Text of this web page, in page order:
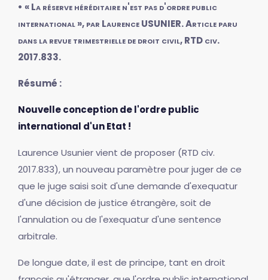
• « La réserve héréditaire n'est pas d'ordre public
international », par Laurence USUNIER. Article paru
dans la revue trimestrielle de droit civil, RTD civ.
2017.833.
Résumé :
Nouvelle conception de l'ordre public
international d'un Etat !
Laurence Usunier vient de proposer (RTD civ.
2017.833), un nouveau paramètre pour juger de ce
que le juge saisi soit d'une demande d'exequatur
d'une décision de justice étrangère, soit de
l'annulation ou de l'exequatur d'une sentence
arbitrale.
De longue date, il est de principe, tant en droit